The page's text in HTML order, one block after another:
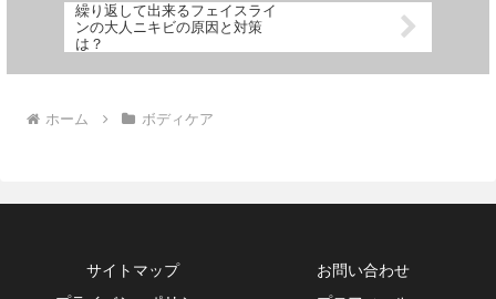
繰り返して出来るフェイスライ
ンの大人ニキビの原因と対策
は？
ホーム ボディケア
サイトマップ
お問い合わせ